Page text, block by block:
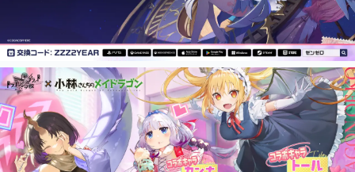
ピックアップ
電ファミのいま読まれている記事ランキング
アプリセール情報